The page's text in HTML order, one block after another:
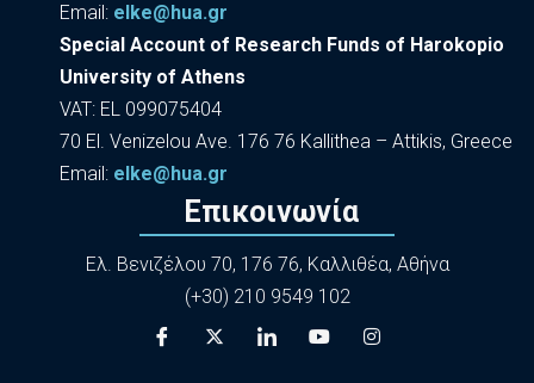
Εmail: elke@hua.gr
Special Account of Research Funds of Harokopio
University of Athens
VAT: EL 099075404
70 El. Venizelou Ave. 176 76 Kallithea – Attikis, Greece
Εmail: elke@hua.gr
Επικοινωνία
Ελ. Βενιζέλου 70, 176 76, Καλλιθέα, Αθήνα
(+30) 210 9549 102